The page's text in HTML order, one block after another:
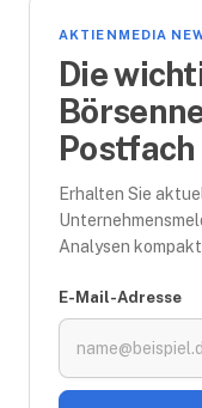
AKTIENMEDIA
Die
Postfach
Erhalten Sie
Analysen
E-Mail-Adresse